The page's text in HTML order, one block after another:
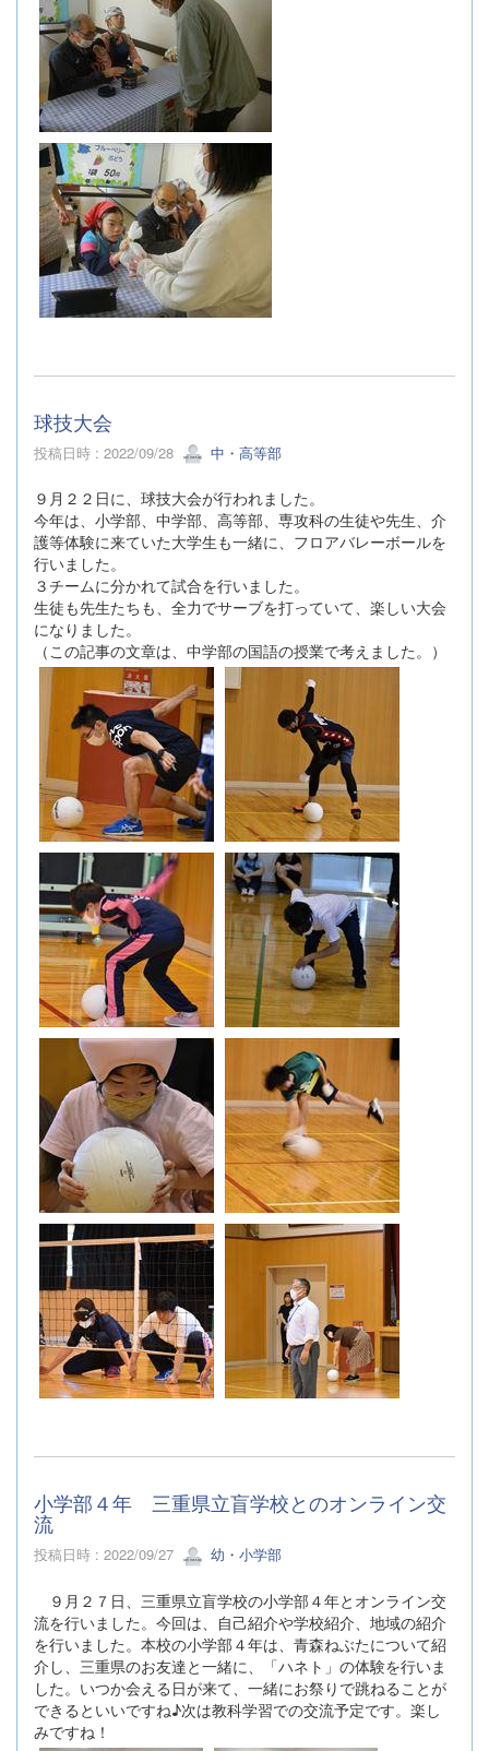
球技大会
投稿日時 : 2022/09/28 中・高等部
９月２２日に、球技大会が行われました。
今年は、小学部、中学部、高等部、専攻科の生徒や先生、介
護等体験に来ていた大学生も一緒に、フロアバレーボールを
行いました。
３チームに分かれて試合を行いました。
生徒も先生たちも、全力でサーブを打っていて、楽しい大会
になりました。
（この記事の文章は、中学部の国語の授業で考えました。）
小学部４年 三重県立盲学校とのオンライン交
流
投稿日時 : 2022/09/27 幼・小学部
９月２７日、三重県立盲学校の小学部４年とオンライン交
流を行いました。今回は、自己紹介や学校紹介、地域の紹介
を行いました。本校の小学部４年は、青森ねぶたについて紹
介し、三重県のお友達と一緒に、「ハネト」の体験を行いま
した。いつか会える日が来て、一緒にお祭りで跳ねることが
できるといいですね♪次は教科学習での交流予定です。楽し
みですね！